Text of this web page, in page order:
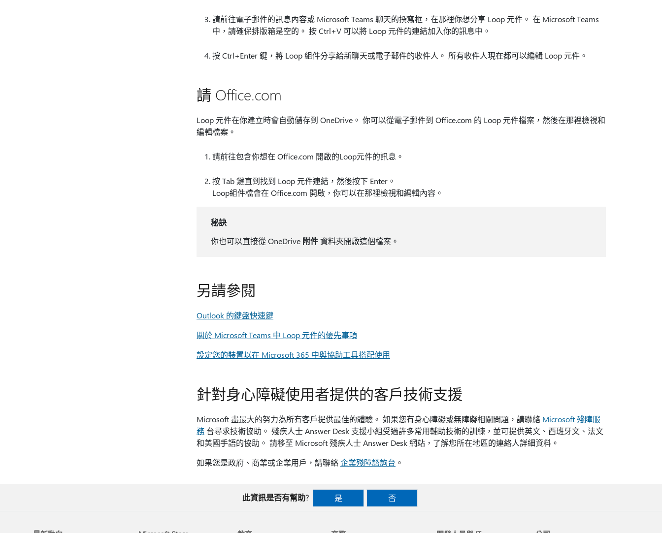
請前往電子郵件的訊息內容或 Microsoft Teams 聊天的撰寫框，在那裡你想分享 Loop 元件。 在 Microsoft Teams
中，請確保排版箱是空的。 按 Ctrl+V 可以將 Loop 元件的連結加入你的訊息中。
按 Ctrl+Enter 鍵，將 Loop 組件分享給新聊天或電子郵件的收件人。 所有收件人現在都可以編輯 Loop 元件。
請 Office.com
Loop 元件在你建立時會自動儲存到 OneDrive。 你可以從電子郵件到 Office.com 的 Loop 元件檔案，然後在那裡檢視和
編輯檔案。
請前往包含你想在 Office.com 開啟的Loop元件的訊息。
按 Tab 鍵直到找到 Loop 元件連結，然後按下 Enter。
Loop組件檔會在 Office.com 開啟，你可以在那裡檢視和編輯內容。
秘訣
你也可以直接從 OneDrive 附件資料夾開啟這個檔案。
另請參閱
Outlook 的鍵盤快速鍵
關於 Microsoft Teams 中 Loop 元件的優先事項
設定您的裝置以在 Microsoft 365 中與協助工具搭配使用
針對身心障礙使用者提供的客戶技術支援
Microsoft 盡最大的努力為所有客戶提供最佳的體驗。 如果您有身心障礙或無障礙相關問題，請聯絡 Microsoft 殘障服
務 台尋求技術協助。 殘疾人士 Answer Desk 支援小組受過許多常用輔助技術的訓練，並可提供英文、西班牙文、法文
和美國手語的協助。 請移至 Microsoft 殘疾人士 Answer Desk 網站，了解您所在地區的連絡人詳細資料。
如果您是政府、商業或企業用戶，請聯絡企業殘障諮詢台 。
此資訊是否有幫助? 是 否